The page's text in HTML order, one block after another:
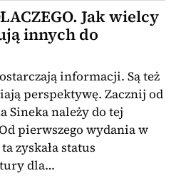
Jak wielcy
innych do
informacji. Są też
perspektywę. Zacznij od
Sineka należy do tej
pierwszego wydania w
zyskała status
dla…